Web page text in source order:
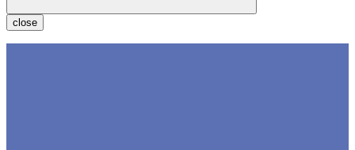
close